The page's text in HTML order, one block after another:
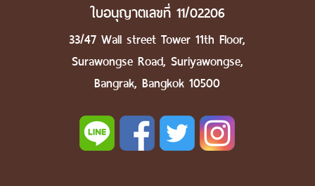
ใบอนุญาตเลขที่ 11/02206
33/47 Wall street Tower 11th Floor,
Surawongse Road, Suriyawongse,
Bangrak, Bangkok 10500